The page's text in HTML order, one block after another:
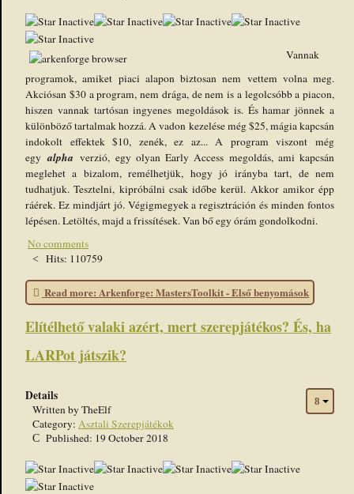
Vannak
programok, amiket piaci alapon biztosan nem vettem volna meg.
Akciósan $30 a program, nem drága, de nem is a legolcsóbb a piacon,
hiszen vannak tartósan ingyenes megoldások is. És hamar jönnek a
különböző tartalmak hozzá. A vadon kezelése még $25, mágia kapcsán
indokolt effektek $10, zenék, ez az... A program viszont még
egyalphaverzió, egy olyan Early Access megoldás, ami kapcsán
meglehet a bizalom, remélhetjük, hogy jó irányba tart, de nem
tudhatjuk. Tesztelni, kipróbálni csak időbe kerül. Akkor amikor épp
ráérek. Ez mindjárt jó. Végigmegyek a regisztráción és minden fontos
lépésen. Letöltés, majd a frissítések. Van bő egy órám gondolkodni.
No comments
Hits: 110759
Read more: Arkenforge: MastersToolkit - Első benyomások
Elítélhető valaki azért, mert szerepjátékos? És, ha
LARPot játszik?
Details
Written byTheElf
Category: Asztali Szerepjátékok
Published: 19 October 2018